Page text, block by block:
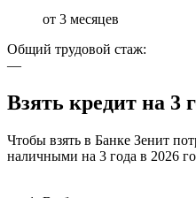
от 3 месяцев
Общий трудовой стаж:
—
Взять кредит на 3
Чтобы взять в Банке Зенит
наличными на 3 года в 2026